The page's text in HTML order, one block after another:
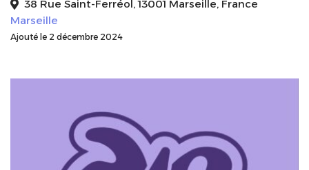
38 Rue Saint-Ferréol, 13001 Marseille, France
Marseille
Ajouté le 2 décembre 2024